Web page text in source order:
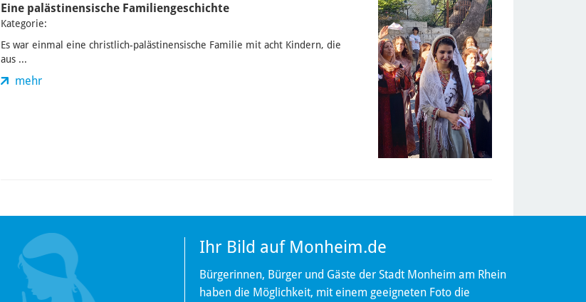
Eine palästinensische Familiengeschichte
Kategorie:
Es war einmal eine christlich-palästinensische Familie mit acht Kindern, die
aus ...
mehr
Ihr Bild auf Monheim.de
Bürgerinnen, Bürger und Gäste der Stadt Monheim am Rhein
haben die Möglichkeit, mit einem geeigneten Foto die